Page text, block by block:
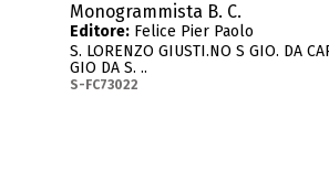
Monogrammista B. C.
Editore: Felice Pier Paolo
S. LORENZO GIUSTI.NO S GIO. DA
GIO DA S. ..
S-FC73022